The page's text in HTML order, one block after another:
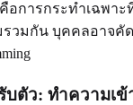
คือการกระทำเฉพา
รวมกัน บุคคลอาจคั
บตัว: ทำความเ